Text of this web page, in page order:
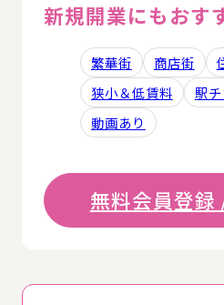
新規開業にもおす
繁華街 商店街
狭小＆低賃料
駅
動画あり
無料会員登録